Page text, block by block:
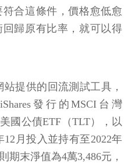
合這條件，價格愈低愈
歸原有比率，就可以得
站提供的回流測試工具，
發行的MSCI台灣
國公債ETF（TLT），以
12月投入並持有至2022年
期末淨值為4萬3,486元，